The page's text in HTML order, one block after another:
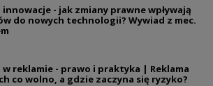
- jak zmiany prawne wpływają
do nowych technologii? Wywiad z mec.
reklamie - prawo i praktyka | Reklama
co wolno, a gdzie zaczyna się ryzyko?